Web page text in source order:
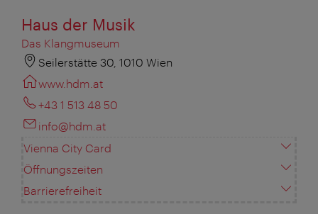
Haus der Musik
Das Klangmuseum
Seilerstätte 30, 1010 Wien
www.hdm.at
+43 1 513 48 50
info@hdm.at
Vienna City Card
Öffnungszeiten
Barrierefreiheit